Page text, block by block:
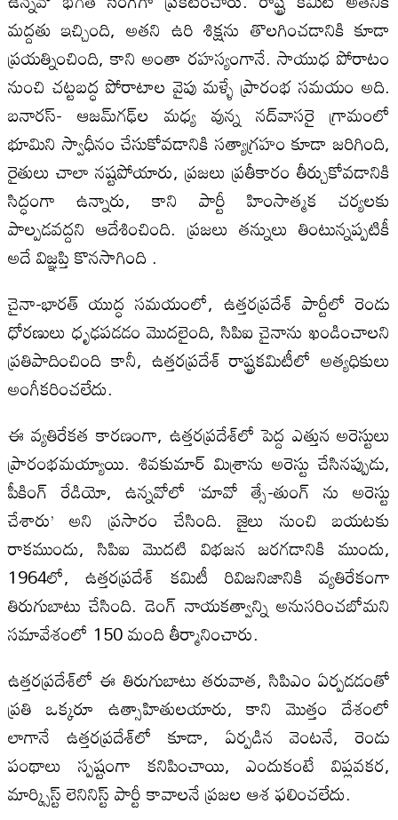
మద్దతు ఇచ్చింది, అతని ఉరి శిక్షను తొలగించడానికి కూడా
ప్రయత్నించింది, కాని అంతా రహస్యంగానే. సాయుధ పోరాటం
నుంచి చట్టబద్ధ పోరాటాల వైపు మళ్ళే ప్రారంభ సమయం అది.
బనారస్- ఆజమ్‌గఢ్‌ల మధ్య వున్న నద్‌వాసరై గ్రామంలో
భూమిని స్వాధీనం చేసుకోవడానికి సత్యాగ్రహం కూడా జరిగింది,
రైతులు చాలా నష్టపోయారు, ప్రజలు ప్రతీకారం తీర్చుకోవడానికి
సిద్ధంగా ఉన్నారు, కాని పార్టీ హింసాత్మక చర్యలకు
పాల్పడవద్దని ఆదేశించింది. ప్రజలు తన్నులు తింటున్నప్పటికీ
అదే విజ్ఞప్తి కొనసాగింది .
చైనా-భారత్ యుద్ధ సమయంలో, ఉత్తరప్రదేశ్ పార్టీలో రెండు
ధోరణులు ధృఢపడడం మొదలైంది, సిపిఐ చైనాను ఖండించాలని
ప్రతిపాదించింది కానీ, ఉత్తరప్రదేశ్ రాష్ట్రకమిటీలో అత్యధికులు
అంగీకరించలేదు.
ఈ వ్యతిరేకత కారణంగా, ఉత్తరప్రదేశ్‌లో పెద్ద ఎత్తున అరెస్టులు
ప్రారంభమయ్యాయి. శివకుమార్ మిశ్రాను అరెస్టు చేసినప్పుడు,
పీకింగ్ రేడియో, ఉన్నవోలో ‘మావో త్సే-తుంగ్ ను అరెస్టు
చేశారు’ అని ప్రసారం చేసింది. జైలు నుంచి బయటకు
రాకముందు, సిపిఐ మొదటి విభజన జరగడానికి ముందు,
1964లో, ఉత్తరప్రదేశ్ కమిటీ రివిజనిజానికి వ్యతిరేకంగా
తిరుగుబాటు చేసింది. డెంగ్ నాయకత్వాన్ని అనుసరించబోమని
సమావేశంలో 150 మంది తీర్మానించారు.
ఉత్తరప్రదేశ్‌లో ఈ తిరుగుబాటు తరువాత, సిపిఎం ఏర్పడడంతో
ప్రతి ఒక్కరూ ఉత్సాహితులయారు, కాని మొత్తం దేశంలో
లాగానే ఉత్తరప్రదేశ్‌లో కూడా, ఏర్పడిన వెంటనే, రెండు
పంథాలు స్పష్టంగా కనిపించాయి, ఎందుకంటే విప్లవకర,
మార్క్సిస్ట్ లెనినిస్ట్ పార్టీ కావాలనే ప్రజల ఆశ ఫలించలేదు.